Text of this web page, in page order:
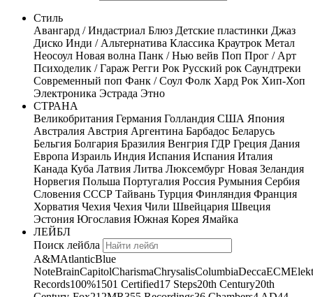
Стиль
Авангард / Индастриал Блюз Детские пластинки Джаз
Диско Инди / Альтернатива Классика Краутрок Метал
Неосоул Новая волна Панк / Нью вейв Поп Прог / Арт
Психоделик / Гараж Регги Рок Русский рок Саундтреки
Современный поп Фанк / Соул Фолк Хард Рок Хип-Хоп
Электроника Эстрада Этно
СТРАНА
Великобритания Германия Голландия США Япония
Австралия Австрия Аргентина Барбадос Беларусь
Бельгия Болгария Бразилия Венгрия ГДР Греция Дания
Европа Израиль Индия Испания Испания Италия
Канада Куба Латвия Литва Люксембург Новая Зеландия
Норвегия Польша Португалия Россия Румыния Сербия
Словения СССР Тайвань Турция Финляндия Франция
Хорватия Чехия Чехия Чили Швейцария Швеция
Эстония Югославия Южная Корея Ямайка
ЛЕЙБЛ
Поиск лейбла
A&MAtlanticBlue
NoteBrainCapitolCharismaChrysalisColumbiaDeccaECM
Records100%1501 Certified17 Steps20th Century20th